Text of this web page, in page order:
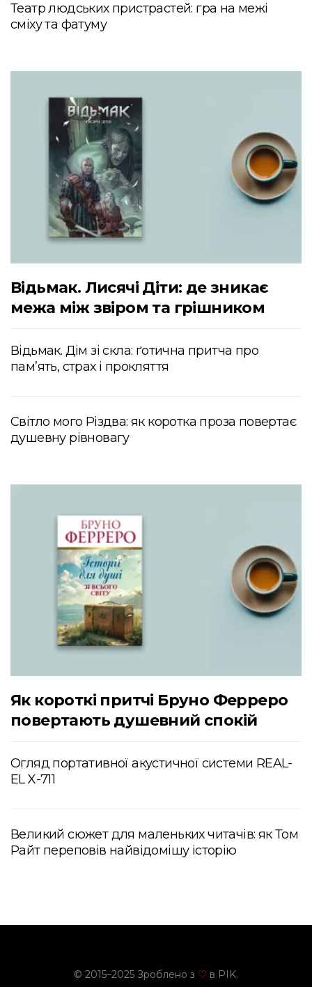
Театр людських пристрастей: гра на межі
сміху та фатуму
Відьмак. Лисячі Діти: де зникає
межа між звіром та грішником
Відьмак. Дім зі скла: ґотична притча про
пам’ять, страх і прокляття
Світло мого Різдва: як коротка проза повертає
душевну рівновагу
Як короткі притчі Бруно Ферреро
повертають душевний спокій
Огляд портативної акустичної системи REAL-
EL X-711
Великий сюжет для маленьких читачів: як Том
Райт переповів найвідомішу історію
© 2015–2025 Зроблено з ♡ в PIK.